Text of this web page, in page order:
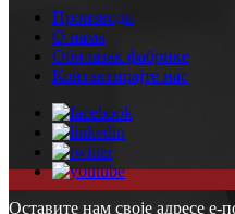
Производи
О нама
Обилазак фабрике
Контактирајте нас
Оставите нам своје адресе е-